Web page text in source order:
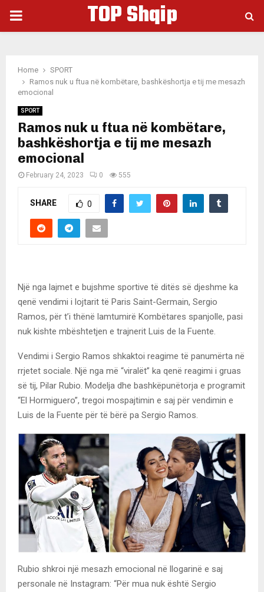
PRIMARY
TOP Shqip
Home
SPORT
Ramos nuk u ftua në kombëtare, bashkëshortja e tij me mesazh
emocional
SPORT
Ramos nuk u ftua në kombëtare,
bashkëshortja e tij me mesazh
emocional
February 24, 2023 0 555
SHARE 0
Një nga lajmet e bujshme sportive të ditës së djeshme ka
qenë vendimi i lojtarit të Paris Saint-Germain, Sergio
Ramos, për t’i thënë lamtumirë Kombëtares spanjolle, pasi
nuk kishte mbështetjen e trajnerit Luis de la Fuente.
Vendimi i Sergio Ramos shkaktoi reagime të panumërta në
rrjetet sociale. Një nga më “viralët” ka qenë reagimi i gruas
së tij, Pilar Rubio. Modelja dhe bashkëpunëtorja e programit
“El Hormiguero”, tregoi mospajtimin e saj për vendimin e
Luis de la Fuente për të bërë pa Sergio Ramos.
Rubio shkroi një mesazh emocional në llogarinë e saj
personale në Instagram: “Për mua nuk është Sergio